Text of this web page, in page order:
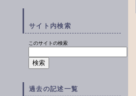
サイト内検索
このサイトの検索
過去の記述一覧